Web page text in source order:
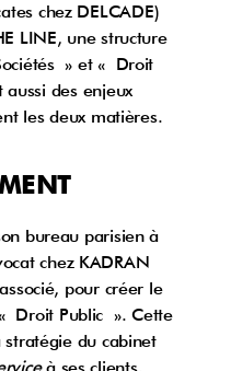
chez DELCADE)
LINE, une structure
» et « Droit
des enjeux
les deux matières.
bureau parisien à
chez KADRAN
pour créer le
Droit Public ». Cette
du cabinet